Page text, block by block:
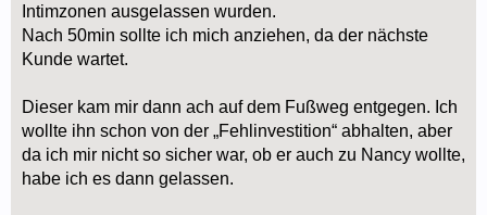
Intimzonen ausgelassen wurden.
Nach 50min sollte ich mich anziehen, da der nächste
Kunde wartet.
Dieser kam mir dann ach auf dem Fußweg entgegen. Ich
wollte ihn schon von der „Fehlinvestition“ abhalten, aber
da ich mir nicht so sicher war, ob er auch zu Nancy wollte,
habe ich es dann gelassen.